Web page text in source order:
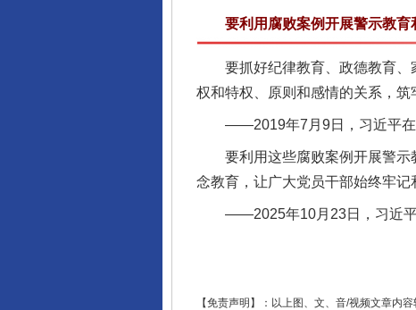
要利用腐败案例开展警示教育
要抓好纪律教育、政德教育、
权和特权、原则和感情的关系，筑
——2019年7月9日，习近平在
要利用这些腐败案例开展警示
念教育，让广大党员干部始终牢记
——2025年10月23日，习近平
【免责声明】：以上图、文、音/视频文章内
揭开“小金库”的免责幌子